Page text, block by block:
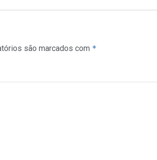
são marcados com *